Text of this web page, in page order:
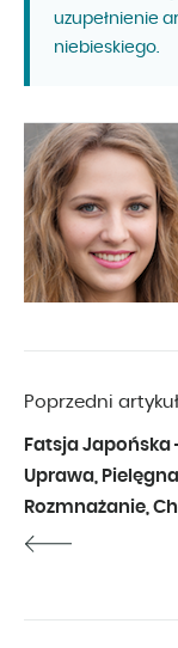
uzupełnienie
niebieskiego.
Poprzedni
Fatsja Japońska
Uprawa,
Rozmnażanie,